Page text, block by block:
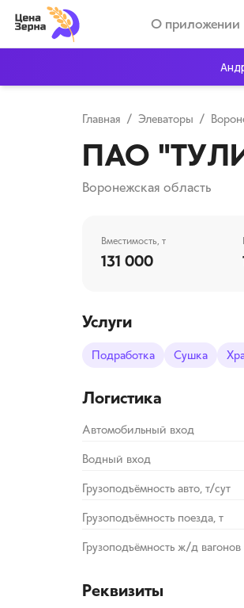
О приложении
Главная / Элеваторы /
ПАО
Воронежская область
Вместимость, т
131 000
Услуги
Подработка Сушка
Логистика
Автомобильный вход
Водный вход
Грузоподъёмность авто, т/сут
Грузоподъёмность поезда, т
Грузоподъёмность ж/д вагонов
Реквизиты